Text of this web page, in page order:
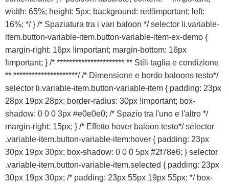
width: 65%; height: 5px; background: red!important; left:
16%; */ } /* Spaziatura tra i vari baloon */ selector li.variable-
item.button-variable-item.button-variable-item-ex-demo {
margin-right: 16px !important; margin-bottom: 16px
!important; } /* ********************** ** Stili taglia e condizione
** *********************/ /* Dimensione e bordo baloons testo*/
selector li.variable-item.button-variable-item { padding: 23px
28px 19px 28px; border-radius: 30px !important; box-
shadow: 0 0 0 3px #e0e0e0; /* Spazio tra l'uno e l'altro */
margin-right: 15px; } /* Effetto hover baloon testo*/ selector
.variable-item.button-variable-item:hover { padding: 23px
30px 19px 30px; box-shadow: 0 0 0 5px #2f78e6; } selector
.variable-item.button-variable-item.selected { padding: 23px
30px 19px 30px; /* padding: 23px 55px 19px 55px; */ box-